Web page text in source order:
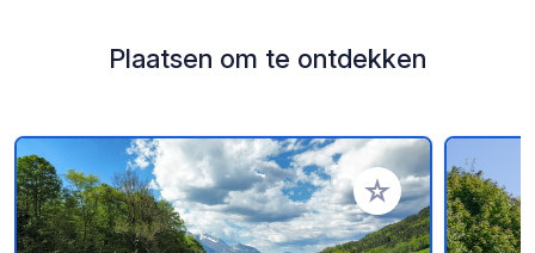
Plaatsen om te ontdekken
Voeg toe aan je